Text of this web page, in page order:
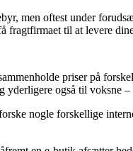
men oftest under
til at levere
priser på
yderligere også til voksne
nogle forskellige